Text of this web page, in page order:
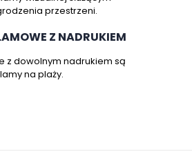
przestrzeni.
Z NADRUKIEM
z dowolnym nadrukiem są
na plaży.